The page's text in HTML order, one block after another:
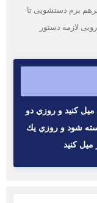
برم دستشویی تا
لازمه دستور
كنيد و روزي دو
نشسته شود و روزي يك